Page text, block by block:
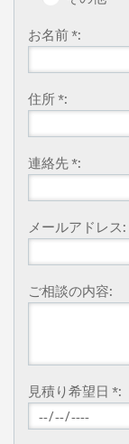
お名前 *:
住所 *:
連絡先 *:
メールアドレス:
ご相談の内容:
見積り希望日 *: